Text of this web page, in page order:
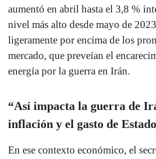
aumentó en abril hasta el 3,8 %
nivel más alto desde mayo de
ligeramente por encima de los
mercado, que preveían el
energía por la guerra en Irán.
“Así impacta la guerra de
inflación y el gasto de
En ese contexto económico, el